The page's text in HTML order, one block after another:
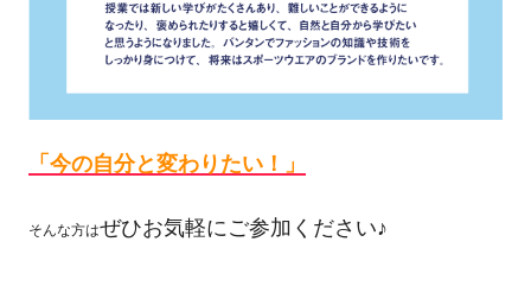
「今の自分と変わりたい！」
そんな方はぜひお気軽にご参加ください♪